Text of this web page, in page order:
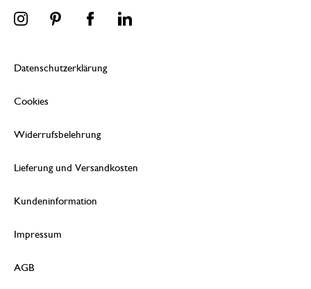
Datenschutzerklärung
Cookies
Widerrufsbelehrung
Lieferung und Versandkosten
Kundeninformation
Impressum
AGB